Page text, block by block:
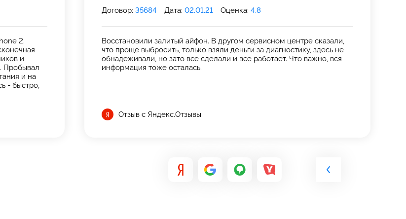
2.
и
Пробывал
и на
- быстро,
Договор: 35684 Дата: 02.01.21 Оценка: 4.8
Восстановили залитый айфон. В другом сервисном центре сказали,
что проще выбросить, только взяли деньги за диагностику, здесь не
обнадеживали, но зато все сделали и все работает. Что важно, вся
информация тоже осталась.
Отзыв с Яндекс.Отзывы